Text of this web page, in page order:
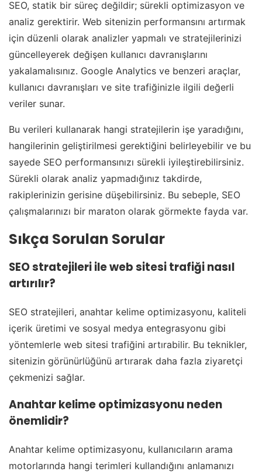
SEO, statik bir süreç değildir; sürekli optimizasyon ve
analiz gerektirir. Web sitenizin performansını artırmak
için düzenli olarak analizler yapmalı ve stratejilerinizi
güncelleyerek değişen kullanıcı davranışlarını
yakalamalısınız. Google Analytics ve benzeri araçlar,
kullanıcı davranışları ve site trafiğinizle ilgili değerli
veriler sunar.
Bu verileri kullanarak hangi stratejilerin işe yaradığını,
hangilerinin geliştirilmesi gerektiğini belirleyebilir ve bu
sayede SEO performansınızı sürekli iyileştirebilirsiniz.
Sürekli olarak analiz yapmadığınız takdirde,
rakiplerinizin gerisine düşebilirsiniz. Bu sebeple, SEO
çalışmalarınızı bir maraton olarak görmekte fayda var.
Sıkça Sorulan Sorular
SEO stratejileri ile web sitesi trafiği nasıl
artırılır?
SEO stratejileri, anahtar kelime optimizasyonu, kaliteli
içerik üretimi ve sosyal medya entegrasyonu gibi
yöntemlerle web sitesi trafiğini artırabilir. Bu teknikler,
sitenizin görünürlüğünü artırarak daha fazla ziyaretçi
çekmenizi sağlar.
Anahtar kelime optimizasyonu neden
önemlidir?
Anahtar kelime optimizasyonu, kullanıcıların arama
motorlarında hangi terimleri kullandığını anlamanızı